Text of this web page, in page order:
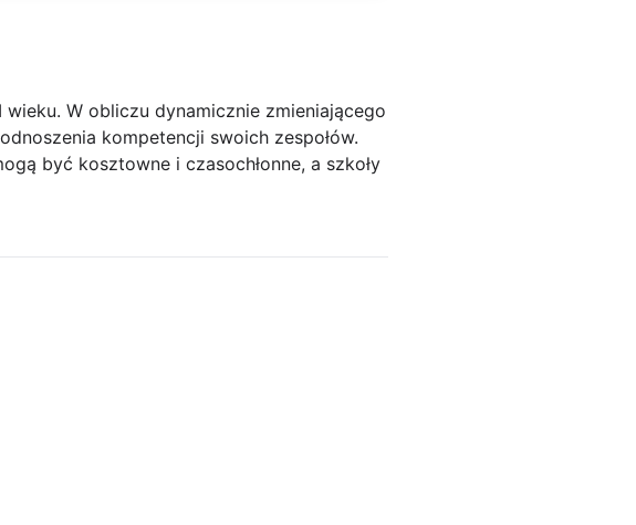
W obliczu dynamicznie zmieniającego
kompetencji swoich zespołów.
być kosztowne i czasochłonne, a szkoły